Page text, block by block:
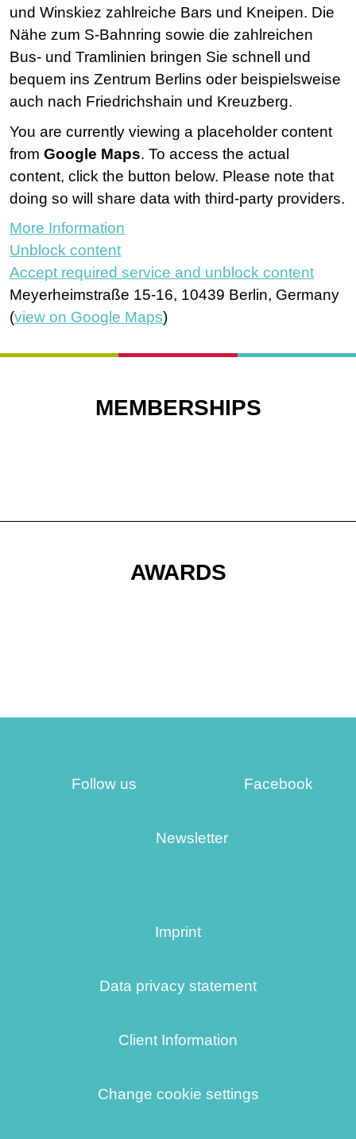
und Winskiez zahlreiche Bars und Kneipen. Die
Nähe zum S-Bahnring sowie die zahlreichen
Bus- und Tramlinien bringen Sie schnell und
bequem ins Zentrum Berlins oder beispielsweise
auch nach Friedrichshain und Kreuzberg.
You are currently viewing a placeholder content
fromGoogle Maps. To access the actual
content, click the button below. Please note that
doing so will share data with third-party providers.
More Information
Unblock content
Accept required service and unblock content
Meyerheimstraße 15-16, 10439 Berlin, Germany
(view on Google Maps)
MEMBERSHIPS
AWARDS
Follow us Facebook
Newsletter
Imprint
Data privacy statement
Client Information
Change cookie settings